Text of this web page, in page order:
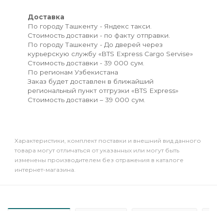
Доставка
По городу Ташкенту - Яндекс такси.
Стоимость доставки - по факту отправки.
По городу Ташкенту - До дверей через
курьерскую службу «BTS Express Cargo Servise»
Стоимость доставки - 39 000 сум.
По регионам Узбекистана
Заказ будет доставлен в ближайший
региональный пункт отгрузки «BTS Express»
Стоимость доставки – 39 000 сум.
Xарактеристики, комплект поставки и внешний вид данного
товара могут отличаться от указанных или могут быть
изменены производителем без отражения в каталоге
интернет-магазина.